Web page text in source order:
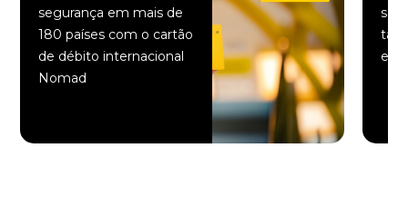
segurança em mais de
180 países com o cartão
de débito internacional
Nomad